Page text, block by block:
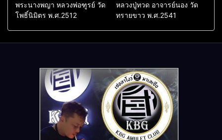
พระนางพญา หลวงพ่อฑูรย์ วัด
โพธิ์นิมิตร พ.ศ.2512
หลวงปู่ทวด อาจารย์นอง วัด
ทรายขาว พ.ศ.2541